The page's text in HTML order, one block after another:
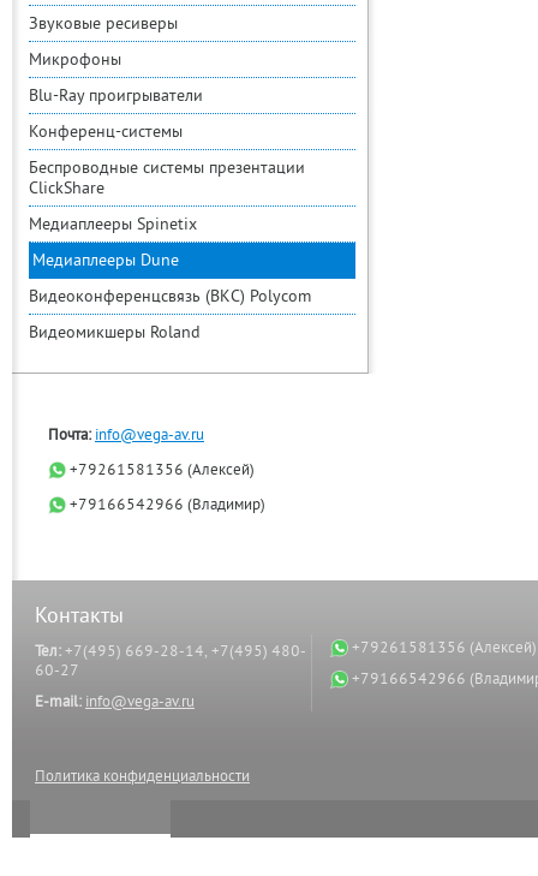
Звуковые ресиверы
Микрофоны
Blu-Ray проигрыватели
Конференц-системы
Беспроводные системы презентации
ClickShare
Медиаплееры Spinetix
Медиаплееры Dune
Видеоконференцсвязь (ВКС) Polycom
Видеомикшеры Roland
Почта: info@vega-av.ru
+79261581356 (Алексей)
+79166542966 (Владимир)
Контакты
Тел:+7(495) 669-28-14, +7(495) 480-
60-27
E-mail: info@vega-av.ru
Политика конфиденциальности
+79261581356 (Алексей)
+79166542966